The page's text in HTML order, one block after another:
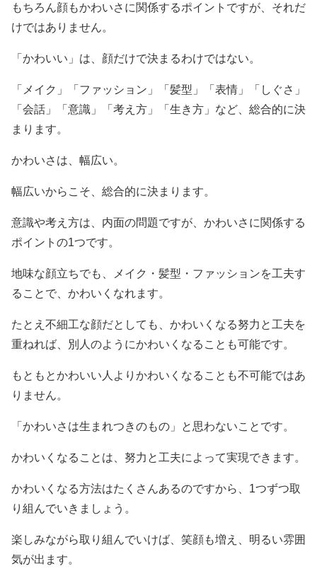
もちろん顔もかわいさに関係するポイントですが、それだ
けではありません。
「かわいい」は、顔だけで決まるわけではない。
「メイク」「ファッション」「髪型」「表情」「しぐさ」
「会話」「意識」「考え方」「生き方」など、総合的に決
まります。
かわいさは、幅広い。
幅広いからこそ、総合的に決まります。
意識や考え方は、内面の問題ですが、かわいさに関係する
ポイントの1つです。
地味な顔立ちでも、メイク・髪型・ファッションを工夫す
ることで、かわいくなれます。
たとえ不細工な顔だとしても、かわいくなる努力と工夫を
重ねれば、別人のようにかわいくなることも可能です。
もともとかわいい人よりかわいくなることも不可能ではあ
りません。
「かわいさは生まれつきのもの」と思わないことです。
かわいくなることは、努力と工夫によって実現できます。
かわいくなる方法はたくさんあるのですから、1つずつ取
り組んでいきましょう。
楽しみながら取り組んでいけば、笑顔も増え、明るい雰囲
気が出ます。